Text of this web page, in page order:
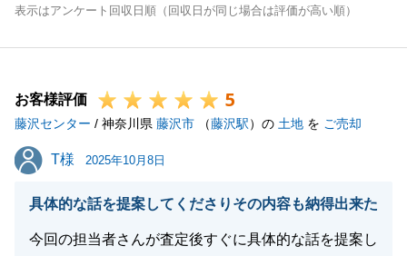
表示はアンケート回収日順（回収日が同じ場合は評価が高い順）
お客様評価 5
藤沢センター / 神奈川県 藤沢市 （藤沢駅）の 土地 を ご売却
T様
T様 2025年10月8日
具体的な話を提案してくださりその内容も納得出来た
今回の担当者さんが査定後すぐに具体的な話を提案し